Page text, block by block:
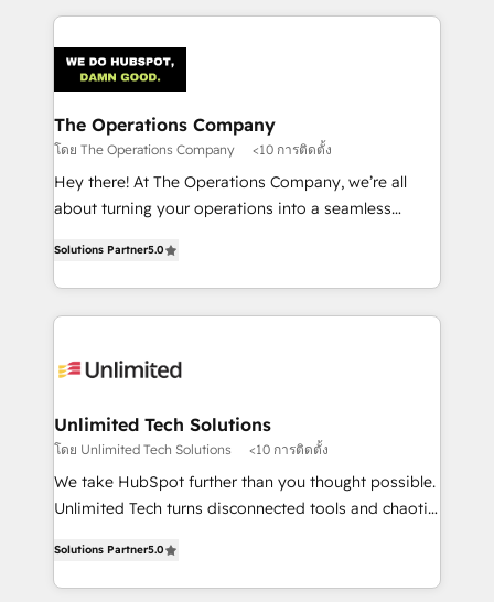
smarter marketing, sales, and customer success
Iberia (Spain & Portugal), we combine human insight
with intelligent automation to drive sustainable
growth. Our multidisciplinary team designs solutions
that simplify complexity, boost performance, and
turn innovation into real impact. 🌍 Highlights •
HubSpot Partner since 2012 • 2022 EMEA Impact
projects • Clients in 30+ industries • Proprietary
technology for integrations • Multilingual team:
The Operations Company
โดย The Operations Company <10 การติดตั้ง
Hey there! At The Operations Company, we’re all
about turning your operations into a seamless
transforming complex systems into efficient,
scalable solutions that work across your entire
organization. We’re a unique blend of deep HubSpot
operational know-how. We know that no two
solutions. Instead, we dive in to understand your
needs, goals, and challenges to deliver solutions that
fit like a glove. We’re committed to being both
highly effective and fun to work with. We believe in
relationships. Your success is our success, and we’re
all in this together! From startup to enterprise, we’ll
Solutions Partner5.0
Unlimited Tech Solutions
โดย Unlimited Tech Solutions <10 การติดตั้ง
We take HubSpot further than you thought possible.
Unlimited Tech turns disconnected tools and chaotic
engine. We combine RevOps strategy with deep
technical execution to help teams scale faster—with
Solutions Partner5.0